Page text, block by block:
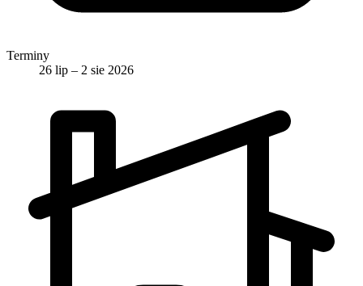
Terminy
26 lip – 2 sie 2026